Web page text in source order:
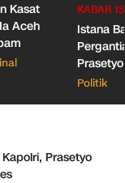
Kasat
Aceh
KABAR
Istana
Belum
Politik
Prasetyo